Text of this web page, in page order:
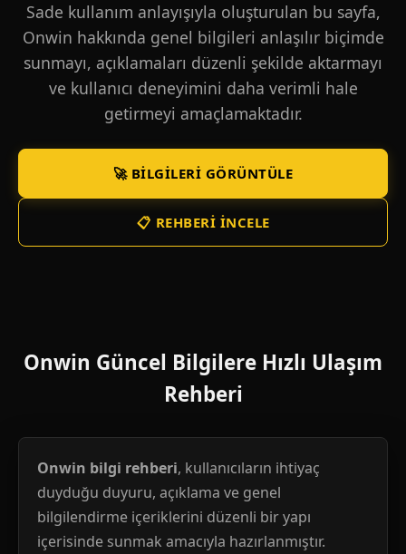
Sade kullanım anlayışıyla oluşturulan bu sayfa,
Onwin hakkında genel bilgileri anlaşılır biçimde
sunmayı, açıklamaları düzenli şekilde aktarmayı
ve kullanıcı deneyimini daha verimli hale
getirmeyi amaçlamaktadır.
🚀 BILGILERI GÖRÜNTÜLE
📋 REHBERI İNCELE
Onwin Güncel Bilgilere Hızlı Ulaşım
Rehberi
Onwin bilgi rehberi, kullanıcıların ihtiyaç
duyduğu duyuru, açıklama ve genel
bilgilendirme içeriklerini düzenli bir yapı
içerisinde sunmak amacıyla hazırlanmıştır.